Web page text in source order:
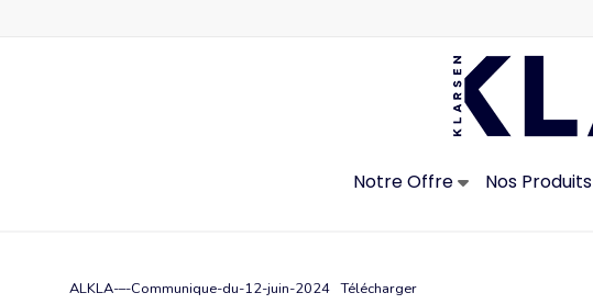
Notre Offre Nos Produits
ALKLA-–-Communique-du-12-juin-2024 Télécharger